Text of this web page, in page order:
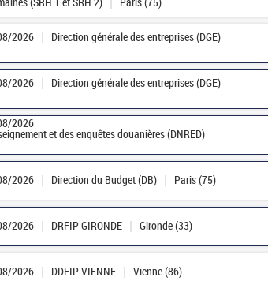
2026
Direction générale des entreprises (DGE)
2026
Direction générale des entreprises (DGE)
2026
et des enquêtes douanières (DNRED)
2026 Direction du Budget (DB) Paris (75)
2026 DRFIP GIRONDE Gironde (33)
2026 DDFIP VIENNE Vienne (86)